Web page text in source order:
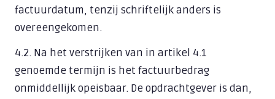
factuurdatum, tenzij schriftelijk anders is
overeengekomen.
4.2. Na het verstrijken van in artikel 4.1
genoemde termijn is het factuurbedrag
onmiddellijk opeisbaar. De opdrachtgever is dan,